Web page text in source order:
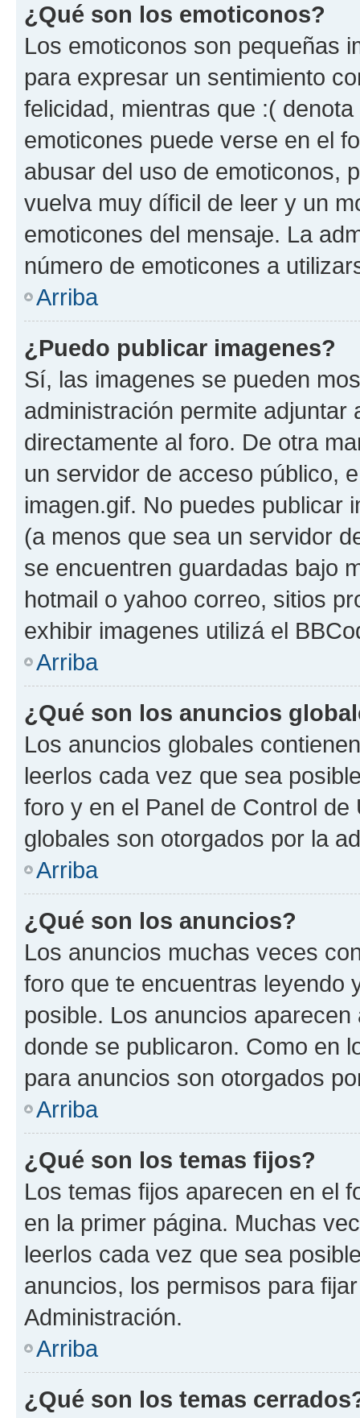
¿Qué son los emoticonos?
Los emoticonos son pequeñas
para expresar un sentimiento
felicidad, mientras que :(
emoticones puede verse en el
abusar del uso de emoticonos,
vuelva muy díficil de leer y un
emoticones del mensaje. La
número de emoticones a
Arriba
¿Puedo publicar imagenes?
Sí, las imagenes se pueden
administración permite
directamente al foro. De otra
un servidor de acceso público,
imagen.gif. No puedes publicar
(a menos que sea un servidor
se encuentren guardadas bajo
hotmail o yahoo correo, sitios
exhibir imagenes utilizá el
Arriba
¿Qué son los anuncios
Los anuncios globales
leerlos cada vez que sea
foro y en el Panel de Control
globales son otorgados por la
Arriba
¿Qué son los anuncios?
Los anuncios muchas veces
foro que te encuentras leyendo
posible. Los anuncios
donde se publicaron. Como en
para anuncios son otorgados
Arriba
¿Qué son los temas fijos?
Los temas fijos aparecen en el
en la primer página. Muchas
leerlos cada vez que sea
anuncios, los permisos para
Administración.
Arriba
¿Qué son los temas